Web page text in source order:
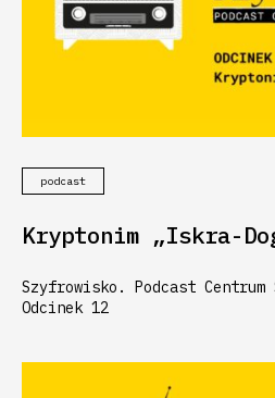
podcast
Kryptonim „Iskra-
Szyfrowisko. Podcast Centrum
Odcinek 12